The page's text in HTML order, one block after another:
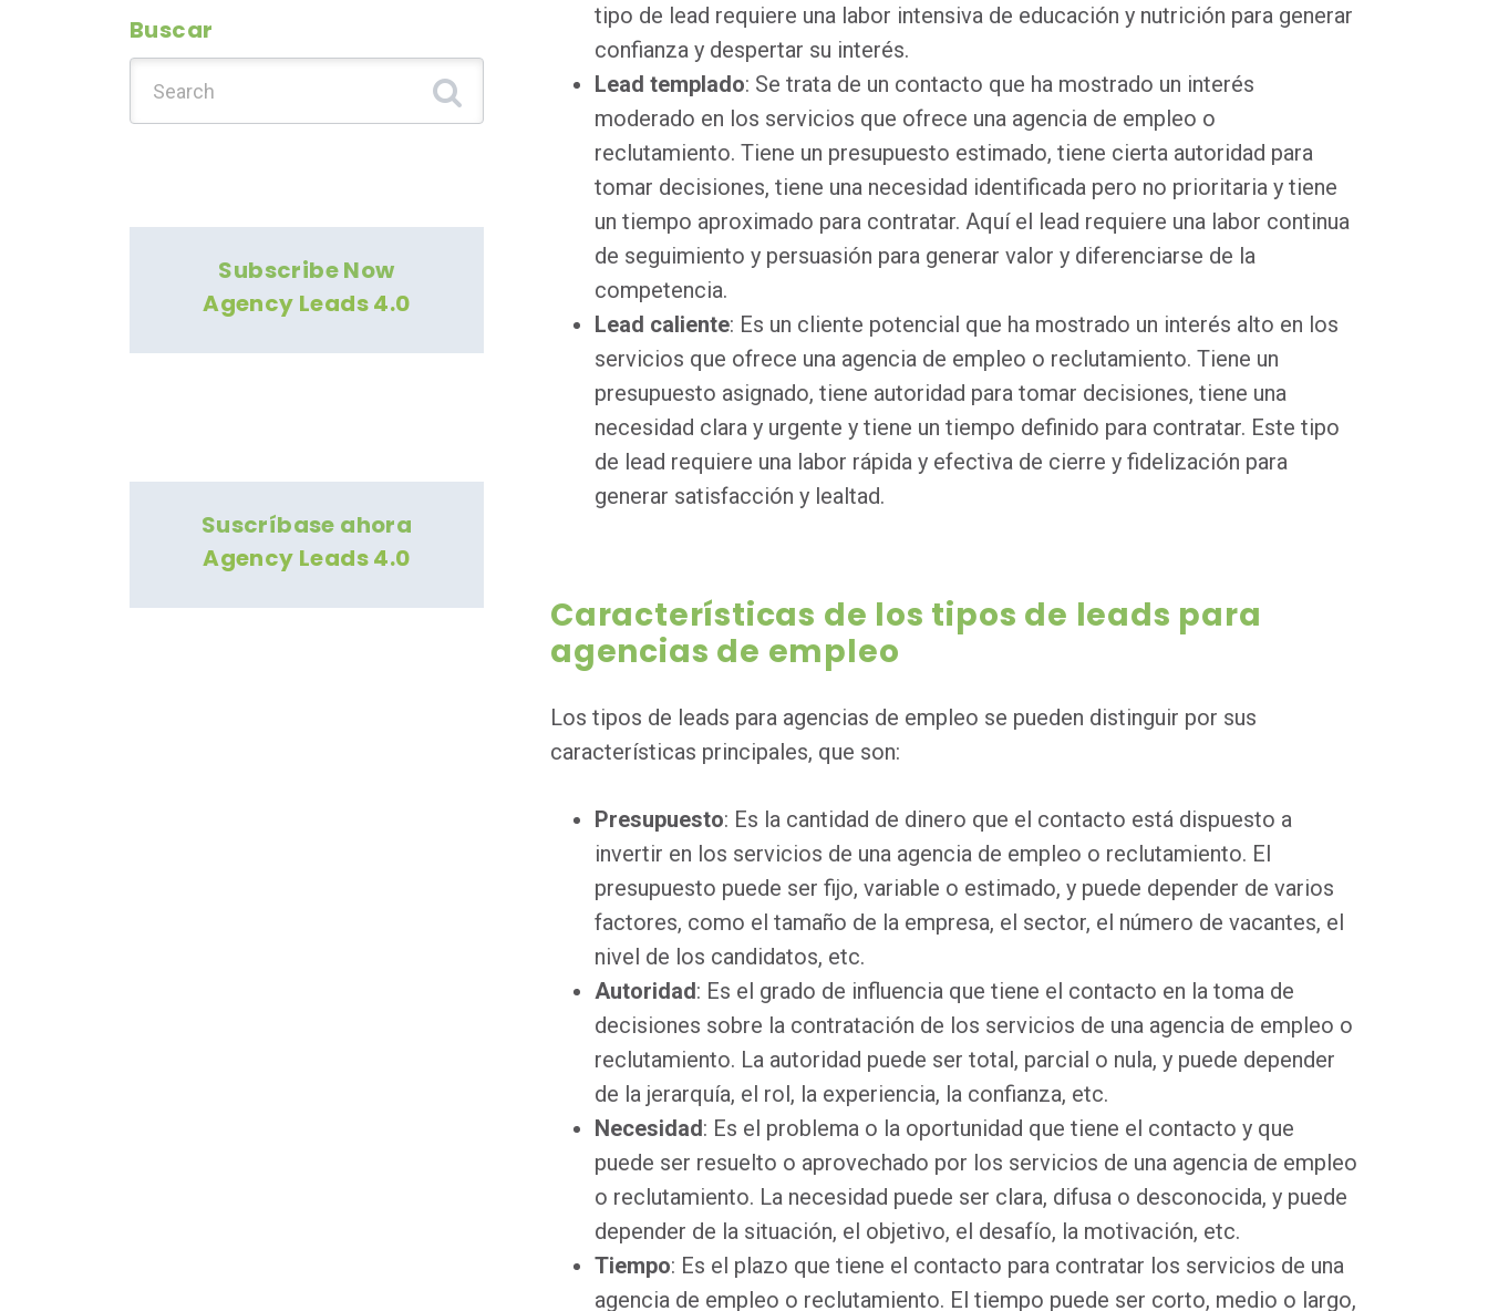
tipo de lead requiere una labor intensiva de educación y nutrición para generar
confianza y despertar su interés.
Lead templado: Se trata de un contacto que ha mostrado un interés
moderado en los servicios que ofrece una agencia de empleo o
reclutamiento. Tiene un presupuesto estimado, tiene cierta autoridad para
tomar decisiones, tiene una necesidad identificada pero no prioritaria y tiene
un tiempo aproximado para contratar. Aquí el lead requiere una labor continua
de seguimiento y persuasión para generar valor y diferenciarse de la
competencia.
Lead caliente: Es un cliente potencial que ha mostrado un interés alto en los
servicios que ofrece una agencia de empleo o reclutamiento. Tiene un
presupuesto asignado, tiene autoridad para tomar decisiones, tiene una
necesidad clara y urgente y tiene un tiempo definido para contratar. Este tipo
de lead requiere una labor rápida y efectiva de cierre y fidelización para
generar satisfacción y lealtad.
Características de los tipos de leads para
agencias de empleo
Los tipos de leads para agencias de empleo se pueden distinguir por sus
características principales, que son:
Presupuesto: Es la cantidad de dinero que el contacto está dispuesto a
invertir en los servicios de una agencia de empleo o reclutamiento. El
presupuesto puede ser fijo, variable o estimado, y puede depender de varios
factores, como el tamaño de la empresa, el sector, el número de vacantes, el
nivel de los candidatos, etc.
Autoridad: Es el grado de influencia que tiene el contacto en la toma de
decisiones sobre la contratación de los servicios de una agencia de empleo o
reclutamiento. La autoridad puede ser total, parcial o nula, y puede depender
de la jerarquía, el rol, la experiencia, la confianza, etc.
Necesidad: Es el problema o la oportunidad que tiene el contacto y que
puede ser resuelto o aprovechado por los servicios de una agencia de empleo
o reclutamiento. La necesidad puede ser clara, difusa o desconocida, y puede
depender de la situación, el objetivo, el desafío, la motivación, etc.
Tiempo: Es el plazo que tiene el contacto para contratar los servicios de una
agencia de empleo o reclutamiento. El tiempo puede ser corto, medio o largo,
Buscar
Subscribe Now
Agency Leads 4.0
Suscríbase ahora
Agency Leads 4.0